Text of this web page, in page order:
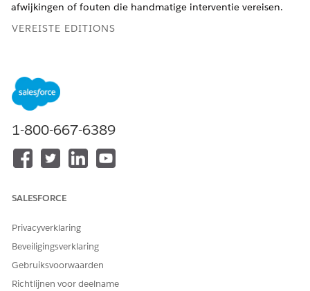
afwijkingen of fouten die handmatige interventie vereisen.
VEREISTE EDITIONS
Beschikbaar in:
Edition met Agentforce IT Service.
systeembeheerder voor IT Hardware Asset Management
Zoek en selecteer vanuit de Appstarter
Synchronisatielogboeken van configuratiebeheer-items
Controleer logboekgegevens. Belangrijke velden
1-800-667-6389
SALESFORCE
Privacyverklaring
Beveiligingsverklaring
Gebruiksvoorwaarden
Richtlijnen voor deelname